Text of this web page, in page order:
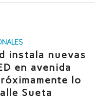
instala nuevas
en avenida
lo
Sueta